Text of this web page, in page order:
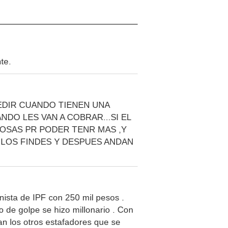
CUANDO TIENEN UNA
LES VAN A COBRAR...SI EL
PR PODER TENR MAS ,Y
FINDES Y DESPUES ANDAN
de IPF con 250 mil pesos .
de golpe se hizo millonario . Con
los otros estafadores que se